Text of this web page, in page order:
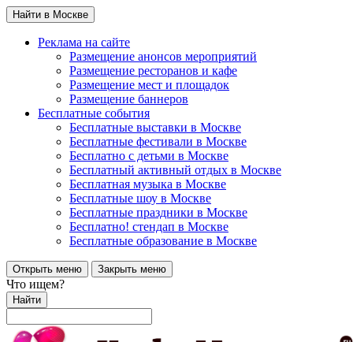
Найти в Москве
Реклама на сайте
Размещение анонсов мероприятий
Размещение ресторанов и кафе
Размещение мест и площадок
Размещение баннеров
Бесплатные события
Бесплатные выставки в Москве
Бесплатные фестивали в Москве
Бесплатно с детьми в Москве
Бесплатный активный отдых в Москве
Бесплатная музыка в Москве
Бесплатные шоу в Москве
Бесплатные праздники в Москве
Бесплатно! стендап в Москве
Бесплатные образование в Москве
Открыть меню Закрыть меню
Что ищем?
Найти